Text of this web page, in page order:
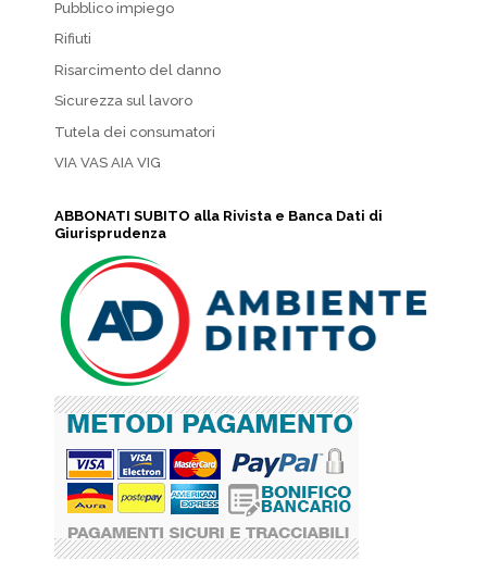
Pubblico impiego
Rifiuti
Risarcimento del danno
Sicurezza sul lavoro
Tutela dei consumatori
VIA VAS AIA VIG
ABBONATI SUBITO alla Rivista e Banca Dati di
Giurisprudenza